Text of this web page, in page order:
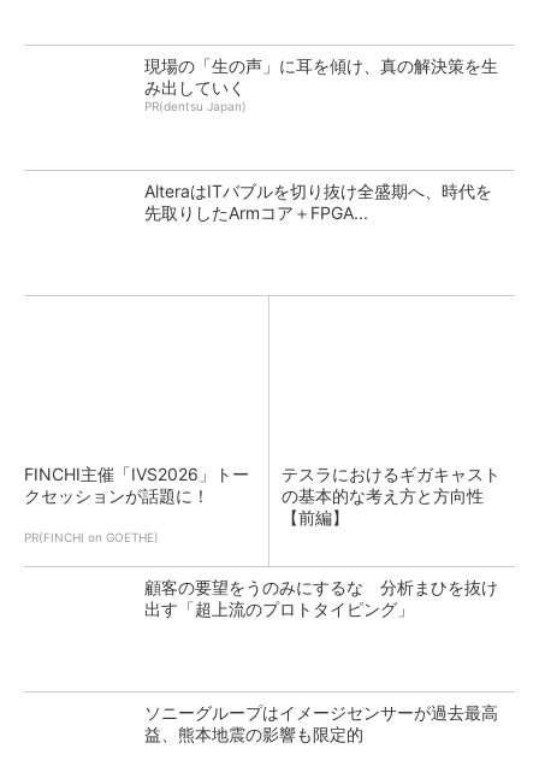
現場の「生の声」に耳を傾け、真の解決策を生
み出していく
PR(dentsu Japan)
AlteraはITバブルを切り抜け全盛期へ、時代を
先取りしたArmコア＋FPGA...
FINCHI主催「IVS2026」トー
クセッションが話題に！
PR(FINCHI on GOETHE)
テスラにおけるギガキャスト
の基本的な考え方と方向性
【前編】
顧客の要望をうのみにするな 分析まひを抜け
出す「超上流のプロトタイピング」
ソニーグループはイメージセンサーが過去最高
益、熊本地震の影響も限定的